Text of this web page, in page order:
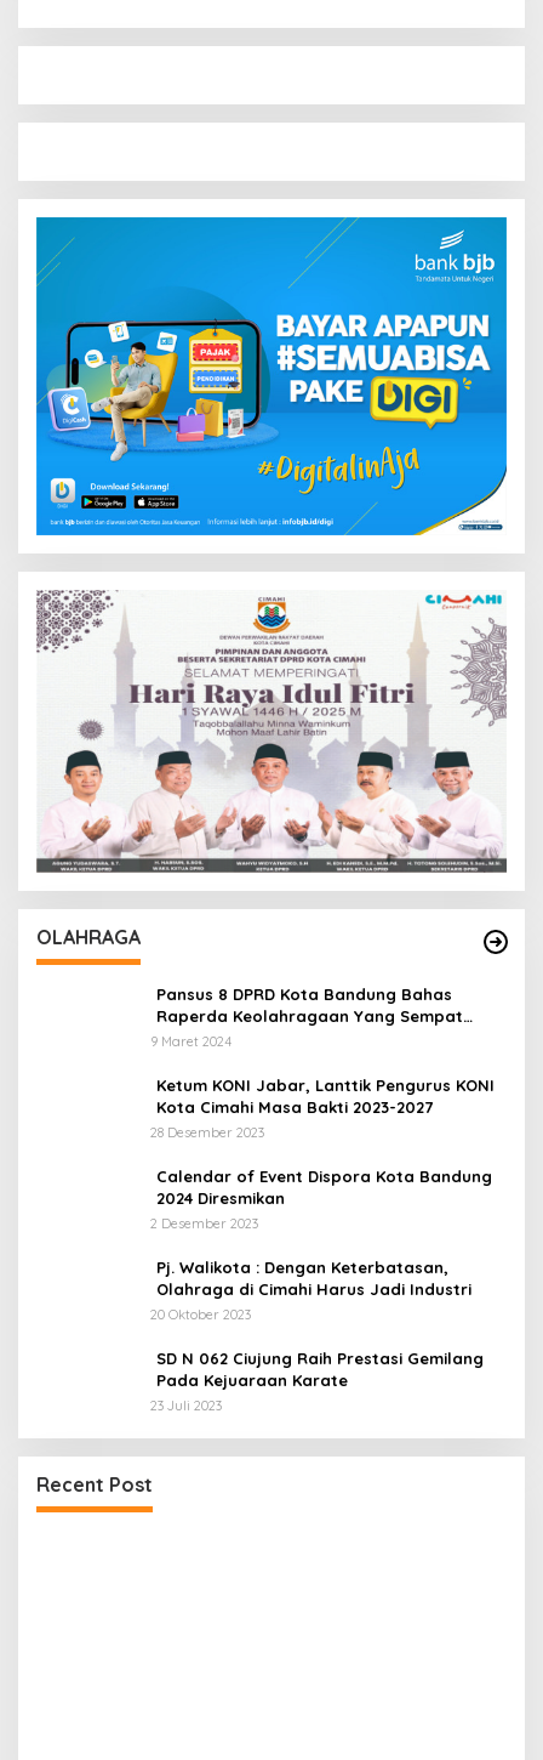
OLAHRAGA
Pansus 8 DPRD Kota Bandung Bahas
Raperda Keolahragaan Yang Sempat
Tertunda
9 Maret 2024
Ketum KONI Jabar, Lanttik Pengurus KONI
Kota Cimahi Masa Bakti 2023-2027
28 Desember 2023
Calendar of Event Dispora Kota Bandung
2024 Diresmikan
2 Desember 2023
Pj. Walikota : Dengan Keterbatasan,
Olahraga di Cimahi Harus Jadi Industri
20 Oktober 2023
SD N 062 Ciujung Raih Prestasi Gemilang
Pada Kejuaraan Karate
23 Juli 2023
Recent Post